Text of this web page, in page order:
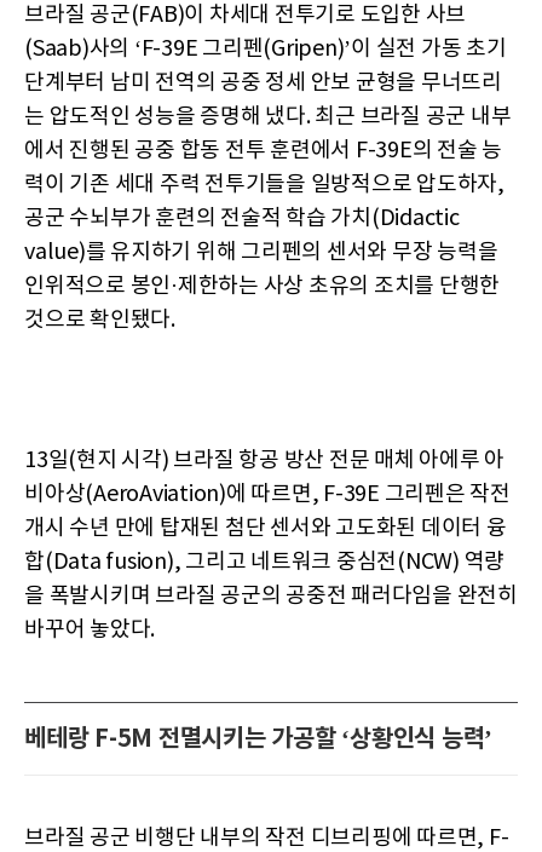
브라질 공군(FAB)이 차세대 전투기로 도입한 사브
(Saab)사의 ‘F-39E 그리펜(Gripen)’이 실전 가동 초기
단계부터 남미 전역의 공중 정세 안보 균형을 무너뜨리
는 압도적인 성능을 증명해 냈다. 최근 브라질 공군 내부
에서 진행된 공중 합동 전투 훈련에서 F-39E의 전술 능
력이 기존 세대 주력 전투기들을 일방적으로 압도하자,
공군 수뇌부가 훈련의 전술적 학습 가치(Didactic
value)를 유지하기 위해 그리펜의 센서와 무장 능력을
인위적으로 봉인·제한하는 사상 초유의 조치를 단행한
것으로 확인됐다.
13일(현지 시각) 브라질 항공 방산 전문 매체 아에루 아
비아상(AeroAviation)에 따르면, F-39E 그리펜은 작전
개시 수년 만에 탑재된 첨단 센서와 고도화된 데이터 융
합(Data fusion), 그리고 네트워크 중심전(NCW) 역량
을 폭발시키며 브라질 공군의 공중전 패러다임을 완전히
바꾸어 놓았다.
베테랑 F-5M 전멸시키는 가공할 ‘상황인식 능력’
브라질 공군 비행단 내부의 작전 디브리핑에 따르면, F-